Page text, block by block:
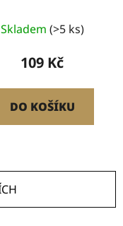
hodnocení
produktu
5,0
z
Skladem (>5 ks)
109 Kč
DO KOŠÍKU